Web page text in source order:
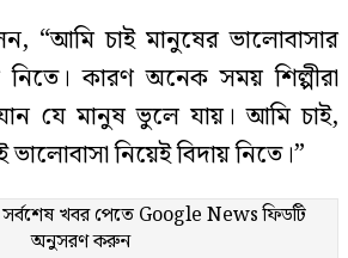
“আমি চাই মানুষের ভালোবাসার
নিতে। কারণ অনেক সময় শিল্পীরা
যে মানুষ ভুলে যায়। আমি চাই,
নিয়েই বিদায় নিতে।”
খবর পেতে Google Newsফিডটি
অনুসরণ করুন